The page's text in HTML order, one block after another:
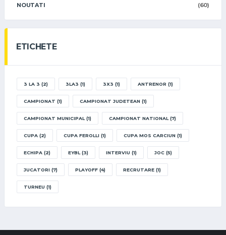
NOUTATI (60)
ETICHETE
3 LA 3 (2) 3LA3 (1) 3X3 (1) ANTRENOR (1)
CAMPIONAT (1) CAMPIONAT JUDETEAN (1)
CAMPIONAT MUNICIPAL (1) CAMPIONAT NATIONAL (7)
CUPA (2) CUPA FEROLLI (1) CUPA MOS CARCIUN (1)
ECHIPA (2) EYBL (3) INTERVIU (1) JOC (5)
JUCATORI (7) PLAYOFF (4) RECRUTARE (1)
TURNEU (1)